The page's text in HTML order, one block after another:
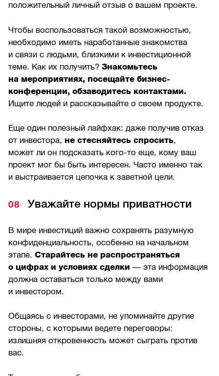
положительный личный отзыв о вашем проекте.
Чтобы воспользоваться такой возможностью,
необходимо иметь наработанные знакомства
и связи с людьми, близкими к инвестиционной
теме. Как их получить?Знакомьтесь
на мероприятиях, посещайте бизнес-
конференции, обзаводитесь контактами.
Ищите людей и рассказывайте о своем продукте.
Еще один полезный лайфхак: даже получив отказ
от инвестора, не стесняйтесь спросить,
может ли он подсказать кого-то еще, кому ваш
проект мог бы быть интересен. Часто именно так
и выстраивается цепочка к заветной цели.
Уважайте нормы приватности
В мире инвестиций важно сохранять разумную
конфиденциальность, особенно на начальном
этапе.Старайтесь не распространяться
о цифрах и условиях сделки — эта информация
должна оставаться только между вами
и инвестором.
Общаясь с инвесторами, не упоминайте другие
стороны, с которыми ведете переговоры:
излишняя откровенность может сыграть против
вас.